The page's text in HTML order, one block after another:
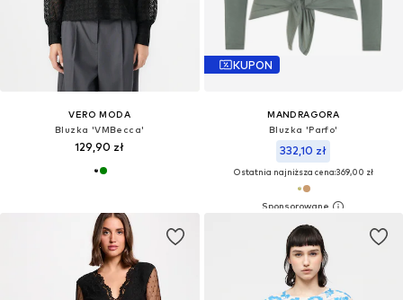
VERO MODA
Bluzka 'VMBecca'
129,90 zł
KUPON
MANDRAGORA
Bluzka 'Parfo'
332,10 zł
Ostatnia najniższa cena:369,00 zł